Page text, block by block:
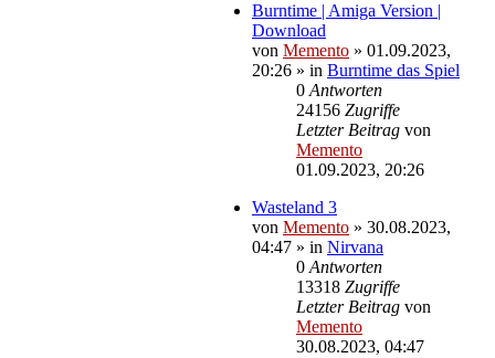
Burntime | Amiga Version |
Download
von Memento » 01.09.2023,
20:26 » in Burntime das Spiel
0 Antworten
24156 Zugriffe
Letzter Beitrag von
Memento
01.09.2023, 20:26
Wasteland 3
von Memento » 30.08.2023,
04:47 » in Nirvana
0 Antworten
13318 Zugriffe
Letzter Beitrag von
Memento
30.08.2023, 04:47